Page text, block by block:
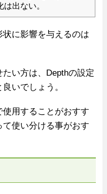
は出ない。
に影響を与えるのは
い方は、Depthの設定
いでしょう。
用することがおすす
使い分ける事がおす